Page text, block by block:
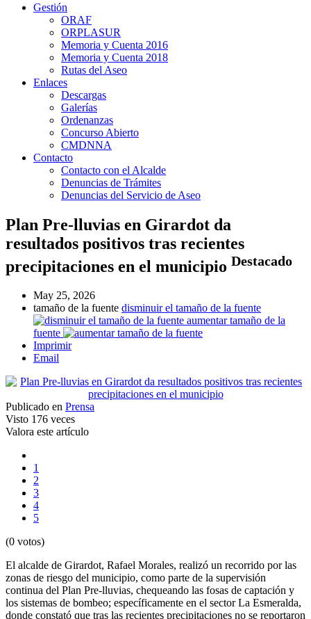
Gestión
ORAF
ORPLASUR
Memoria y Cuenta 2016
Memoria y Cuenta 2018
Rutas del Aseo
Enlaces
Descargas
Galerías
Ordenanzas
Concurso Abierto
CMDNNA
Contacto
Contacto con el Alcalde
Denuncias de Trámites
Denuncias del Servicio de Aseo
Plan Pre-lluvias en Girardot da
resultados positivos tras recientes
precipitaciones en el municipio Destacado
May 25, 2026
tamaño de la fuente disminuir el tamaño de la fuente
aumentar tamaño de la
fuente
Imprimir
Email
Publicado en Prensa
Visto 176 veces
Valora este artículo
1
2
3
4
5
(0 votos)
El alcalde de Girardot, Rafael Morales, realizó un recorrido por las
zonas de riesgo del municipio, como parte de la supervisión
continua del Plan Pre-lluvias, chequeando las fosas de captación y
los sistemas de bombeo; específicamente en el sector La Esmeralda,
donde constató que tras las recientes precipitaciones no se reportaron